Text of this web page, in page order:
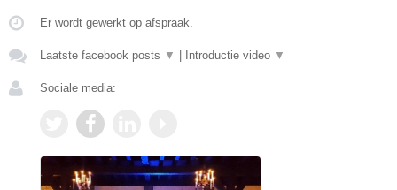
Er wordt gewerkt op afspraak.
Laatste facebook posts ▼ Introductie video ▼
Sociale media: